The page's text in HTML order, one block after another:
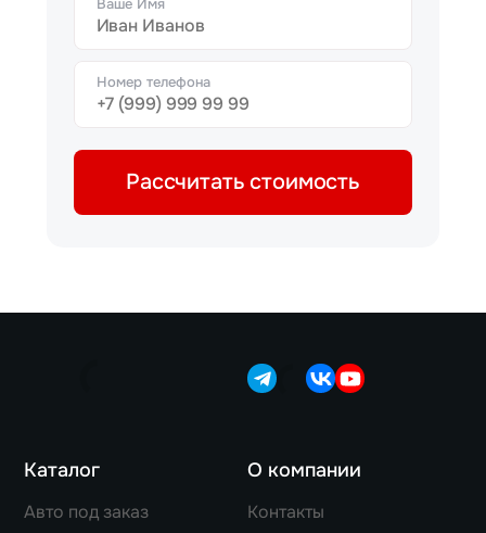
Номер телефона
Рассчитать стоимость
Каталог
Авто под заказ
О компании
Контакты